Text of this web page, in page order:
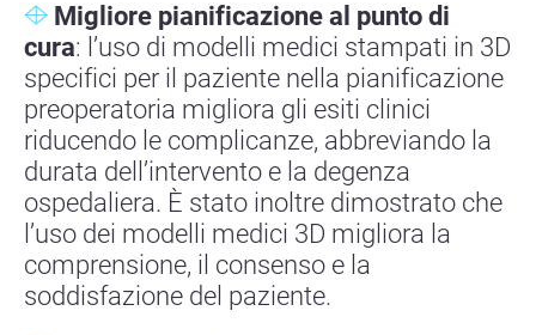
Migliore pianificazione al punto di
cura: l’uso di modelli medici stampati in 3D
specifici per il paziente nella pianificazione
preoperatoria migliora gli esiti clinici
riducendo le complicanze, abbreviando la
durata dell’intervento e la degenza
ospedaliera. È stato inoltre dimostrato che
l’uso dei modelli medici 3D migliora la
comprensione, il consenso e la
soddisfazione del paziente.